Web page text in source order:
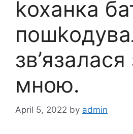
kоханка
зв’язалася
мною.
April 5, 2022 by admin